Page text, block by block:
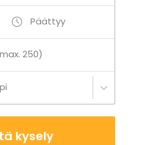
Päättyy
250)
kysely